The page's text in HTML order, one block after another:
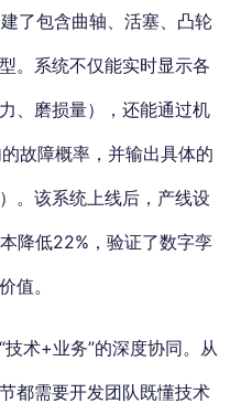
了包含曲轴、活塞、凸轮
。系统不仅能实时显示各
、磨损量）， 还能通过机
故障概率，并输出具体的
。该系统上线后，产线设
降低22%，验证了数字孪
值。
术+业务”的深度协同。从
都需要开发团队既懂技术